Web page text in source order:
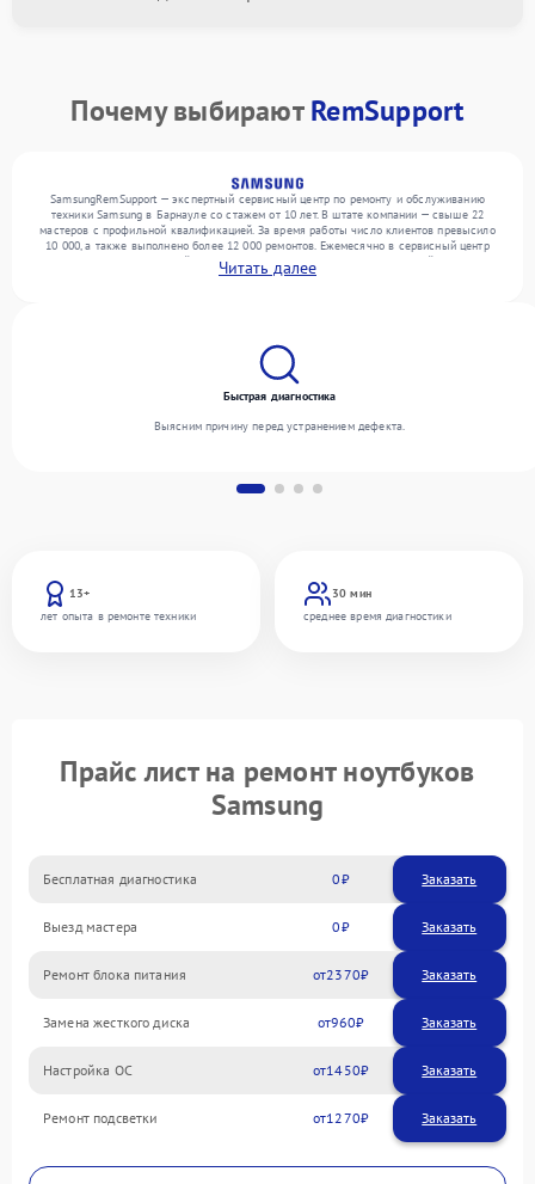
Почему выбираютRemSupport
SamsungRemSupport — экспертный сервисный центр по ремонту и обслуживанию
техники Samsung в Барнауле со стажем от 10 лет. В штате компании — свыше 22
мастеров с профильной квалификацией. За время работы число клиентов превысило
10 000, а также выполнено более 12 000 ремонтов. Ежемесячно в сервисный центр
поступает более 300 устройств, включая , , . Мы беремся за задачи любой сложности
и поддерживаем высокий стандарт качества благодаря опыту команды.
Читать далее
13+
лет опыта в ремонте техники
30 мин
среднее время диагностики
Быстрая диагностика
Выясним причину перед устранением дефекта.
Прайс лист на ремонт ноутбуков
Samsung
Бесплатная диагностика 0 Заказать
Выезд мастера 0 Заказать
Ремонт блока питания 2370
Замена жесткого диска 960
Настройка ОС 1450
Ремонт подсветки 1270